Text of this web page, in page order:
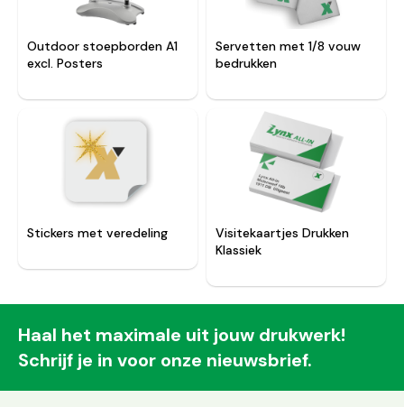
Outdoor stoepborden A1
excl. Posters
Servetten met 1/8 vouw
bedrukken
Stickers met veredeling
Visitekaartjes Drukken
Klassiek
Haal het maximale uit jouw drukwerk!
Schrijf je in voor onze nieuwsbrief.